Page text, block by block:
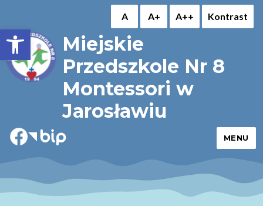
Miejskie
Przedszkole Nr 8
Montessori w
Jarosławiu
A A+ A++ Kontrast
MENU
Otwórz pasek narzędzi